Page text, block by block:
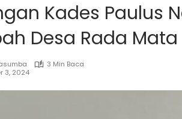
Kades Paulus
Desa Rada
3 Min Baca
3, 2024